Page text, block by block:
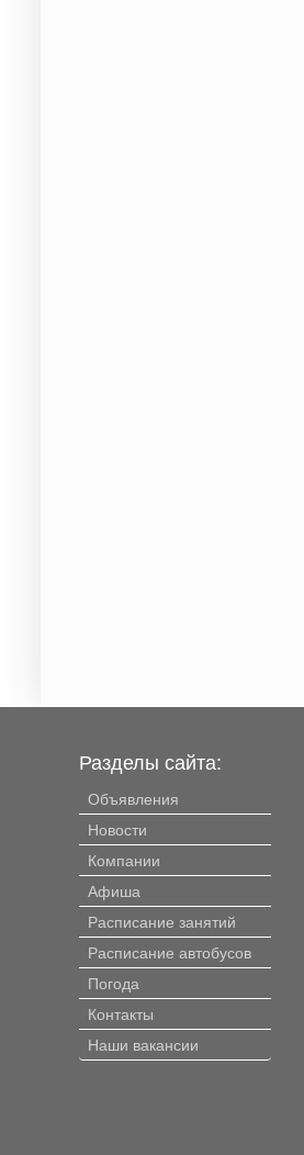
Разделы сайта:
Объявления
Новости
Компании
Афиша
Расписание занятий
Расписание автобусов
Погода
Контакты
Наши вакансии